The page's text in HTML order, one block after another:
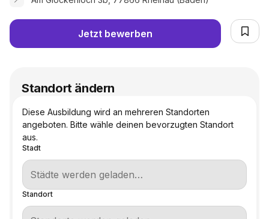
Jetzt bewerben
Standort ändern
Diese Ausbildung wird an mehreren Standorten
angeboten. Bitte wähle deinen bevorzugten Standort
aus.
Stadt
Standort